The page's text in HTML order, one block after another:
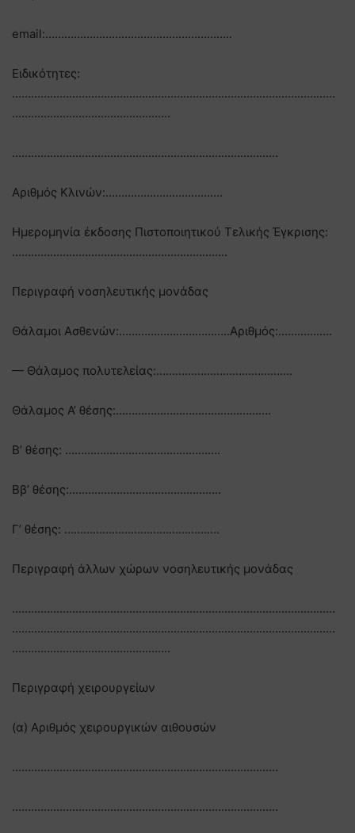
email:…………………………………………………..
Ειδικότητες:
…………………………………………………………………………………………
…………………………………………..
…………………………………………………………………………
Αριθμός Κλινών:……………………………….
Ημερομηνία έκδοσης Πιστοποιητικού Τελικής Έγκρισης:
…………………………………………………………..
Περιγραφή νοσηλευτικής μονάδας
Θάλαμοι Ασθενών:……………………………..Αριθμός:……………..
— Θάλαμος πολυτελείας:…………………………………….
Θάλαμος Α’ θέσης:………………………………………….
Β’ θέσης: ………………………………………….
Ββ’ θέσης:.………………………………………..
Γ’ θέσης: ………………………………………….
Περιγραφή άλλων χώρων νοσηλευτικής μονάδας
…………………………………………………………………………………………
…………………………………………………………………………………………
…………………………………………..
Περιγραφή χειρουργείων
(α) Αριθμός χειρουργικών αιθουσών
…………………………………………………………………………
…………………………………………………………………………